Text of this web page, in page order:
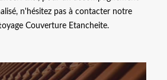
n'hésitez pas à contacter notre
Couverture Etancheite.